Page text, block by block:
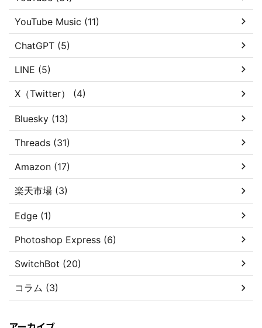
YouTube Music (11)
ChatGPT (5)
LINE (5)
X（Twitter） (4)
Bluesky (13)
Threads (31)
Amazon (17)
楽天市場 (3)
Edge (1)
Photoshop Express (6)
SwitchBot (20)
コラム (3)